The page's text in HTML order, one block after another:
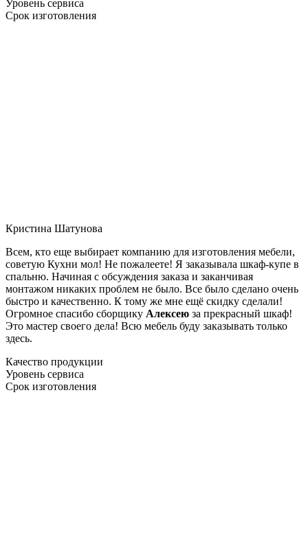
Уровень сервиса
Срок изготовления
Кристина Шатунова
Всем, кто еще выбирает компанию для изготовления мебели,
советую Кухни мол! Не пожалеете! Я заказывала шкаф-купе в
спальню. Начиная с обсуждения заказа и заканчивая
монтажом никаких проблем не было. Все было сделано очень
быстро и качественно. К тому же мне ещё скидку сделали!
Огромное спасибо сборщику Алексею за прекрасный шкаф!
Это мастер своего дела! Всю мебель буду заказывать только
здесь.
Качество продукции
Уровень сервиса
Срок изготовления